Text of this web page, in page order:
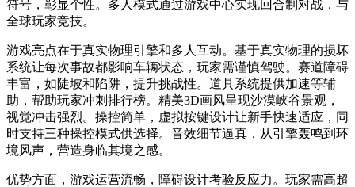
符号，彰显个性。多人模式通过游戏中心实现回合制对战，与
全球玩家竞技。
游戏亮点在于真实物理引擎和多人互动。基于真实物理的损坏
系统让每次事故都影响车辆状态，玩家需谨慎驾驶。赛道障碍
丰富，如陡坡和陷阱，提升挑战性。道具系统提供加速等辅
助，帮助玩家冲刺排行榜。精美3D画风呈现沙漠峡谷景观，
视觉冲击强烈。操控简单，虚拟按键设计让新手快速适应，同
时支持三种操控模式供选择。音效细节逼真，从引擎轰鸣到环
境风声，营造身临其境之感。
优势方面，游戏运营流畅，障碍设计考验反应力。玩家需高超